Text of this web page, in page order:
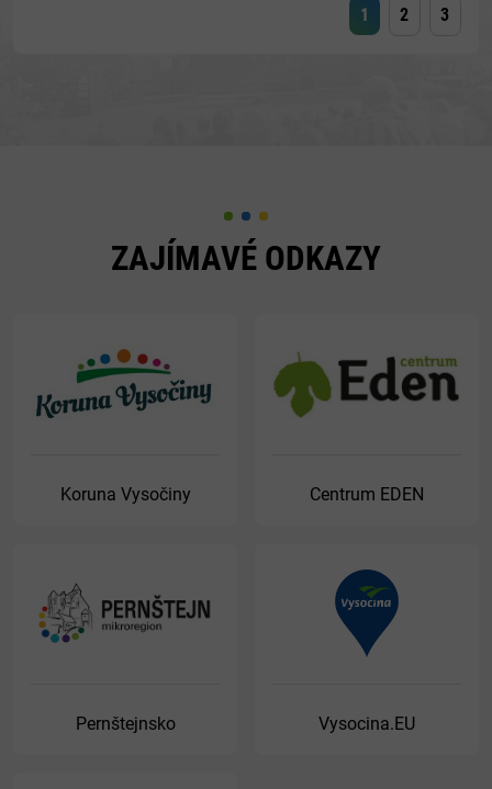
1 2 3
ZAJÍMAVÉ ODKAZY
Koruna Vysočiny Centrum EDEN
Pernštejnsko Vysocina.EU